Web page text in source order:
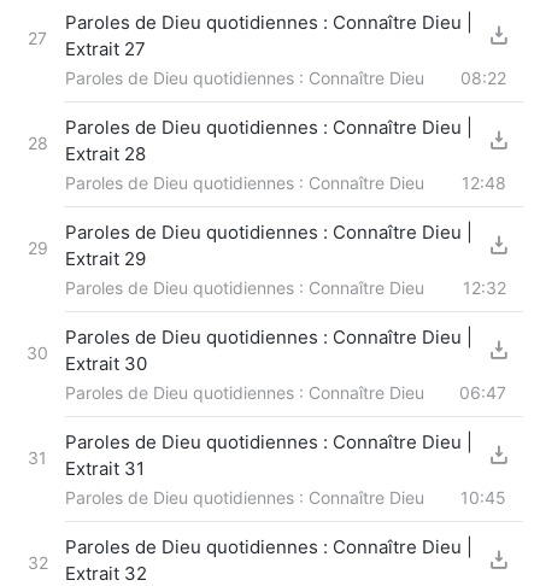
27
Paroles de Dieu quotidiennes : Connaître Dieu |
Extrait 27
Paroles de Dieu quotidiennes : Connaître Dieu 08:22
28
Paroles de Dieu quotidiennes : Connaître Dieu |
Extrait 28
Paroles de Dieu quotidiennes : Connaître Dieu 12:48
29
Paroles de Dieu quotidiennes : Connaître Dieu |
Extrait 29
Paroles de Dieu quotidiennes : Connaître Dieu 12:32
30
Paroles de Dieu quotidiennes : Connaître Dieu |
Extrait 30
Paroles de Dieu quotidiennes : Connaître Dieu 06:47
31
Paroles de Dieu quotidiennes : Connaître Dieu |
Extrait 31
Paroles de Dieu quotidiennes : Connaître Dieu 10:45
32
Paroles de Dieu quotidiennes : Connaître Dieu |
Extrait 32